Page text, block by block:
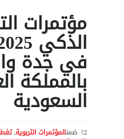
مؤتمرات
في جدة
بالمملكة
السعودية
ضمنالمؤتمرات التربوية,